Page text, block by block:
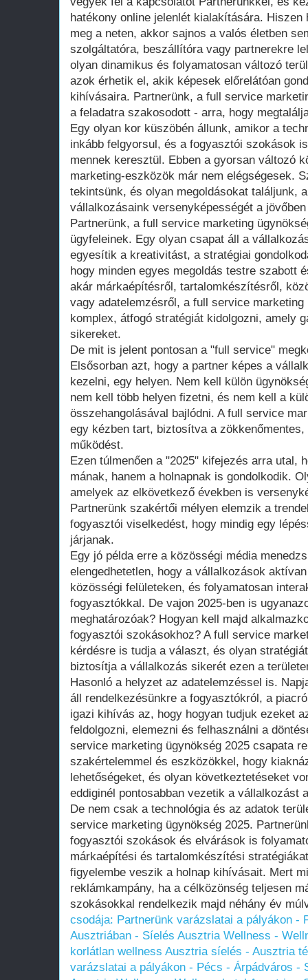
hatékony online jelenlét kialakítására.
meg a neten, akkor sajnos a valós életben
szolgáltatóra, beszállítóra vagy partnerekre
olyan dinamikus és folyamatosan változó
azok érhetik el, akik képesek előrelátóan
kihívásaira. Partnerünk, a full service
a feladatra szakosodott - arra, hogy
Egy olyan kor küszöbén állunk, amikor a
inkább felgyorsul, és a fogyasztói szokások
mennek keresztül. Ebben a gyorsan változó
marketing-eszközök már nem elégségesek.
tekintsünk, és olyan megoldásokat találjunk,
vállalkozásaink versenyképességét a
Partnerünk, a full service marketing
ügyfeleinek. Egy olyan csapat áll a
egyesítik a kreativitást, a stratégiai
hogy minden egyes megoldás testre szabott
akár márkaépítésről, tartalomkészítésről,
vagy adatelemzésről, a full service marketing
komplex, átfogó stratégiát kidolgozni, amely
sikereket.
De mit is jelent pontosan a "full service"
Elsősorban azt, hogy a partner képes a
kezelni, egy helyen. Nem kell külön
nem kell több helyen fizetni, és nem kell a
összehangolásával bajlódni. A full service
egy kézben tart, biztosítva a
működést.
Ezen túlmenően a "2025" kifejezés arra utal,
mának, hanem a holnapnak is gondolkodik.
amelyek az elkövetkező években is
Partnerünk szakértői mélyen elemzik a
fogyasztói viselkedést, hogy mindig egy
járjanak.
Egy jó példa erre a közösségi média
elengedhetetlen, hogy a vállalkozások
közösségi felületeken, és folyamatosan
fogyasztókkal. De vajon 2025-ben is
meghatározóak? Hogyan kell majd
fogyasztói szokásokhoz? A full service
kérdésre is tudja a választ, és olyan
biztosítja a vállalkozás sikerét ezen a
Hasonló a helyzet az adatelemzéssel is.
áll rendelkezésünkre a fogyasztókról, a
igazi kihívás az, hogy hogyan tudjuk ezeket
feldolgozni, elemezni és felhasználni a
service marketing ügynökség 2025 csapata
szakértelemmel és eszközökkel, hogy
lehetőségeket, és olyan következtetéseket
eddiginél pontosabban vezetik a vállalkozást
De nem csak a technológia és az adatok
service marketing ügynökség 2025.
fogyasztói szokások és elvárások is
márkaépítési és tartalomkészítési
figyelembe veszik a holnap kihívásait. Mert
reklámkampány, ha a célközönség teljesen
szokásokkal rendelkezik majd néhány év
csodája: Partnerünk varázslatai a pályákon -
Ausztriában - Síelés Ausztria Wellness -
korlátlan wellness Ausztria síelés - Ausztria
varázslatai a pályákon - Pécs - Árpádváros -